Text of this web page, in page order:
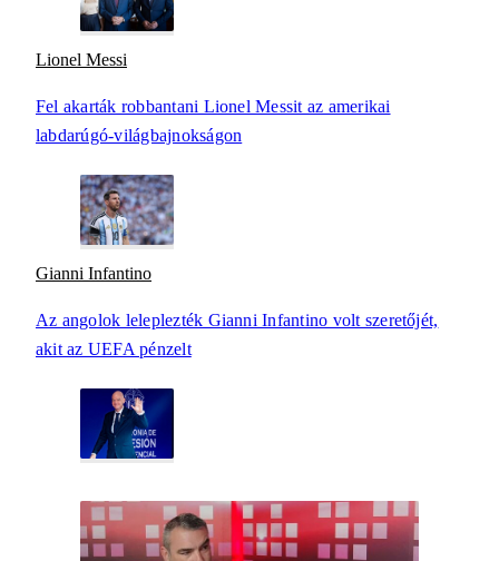
Lionel Messi
Fel akarták robbantani Lionel Messit az amerikai
labdarúgó-világbajnokságon
Gianni Infantino
Az angolok leleplezték Gianni Infantino volt szeretőjét,
akit az UEFA pénzelt